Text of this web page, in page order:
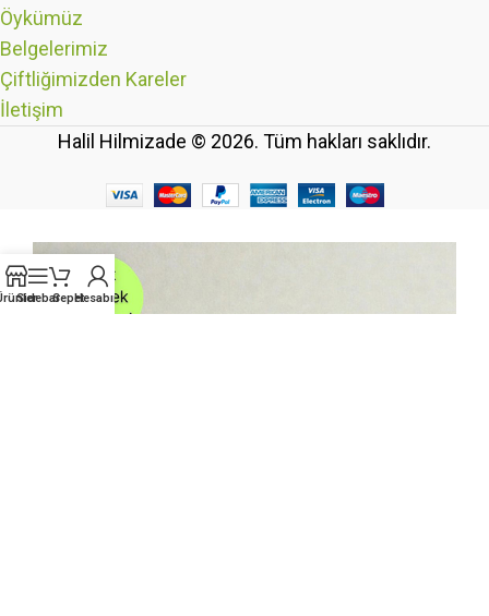
Öykümüz
Belgelerimiz
Çiftliğimizden Kareler
İletişim
Halil Hilmizade © 2026. Tüm hakları saklıdır.
SidebarSepetHesabım